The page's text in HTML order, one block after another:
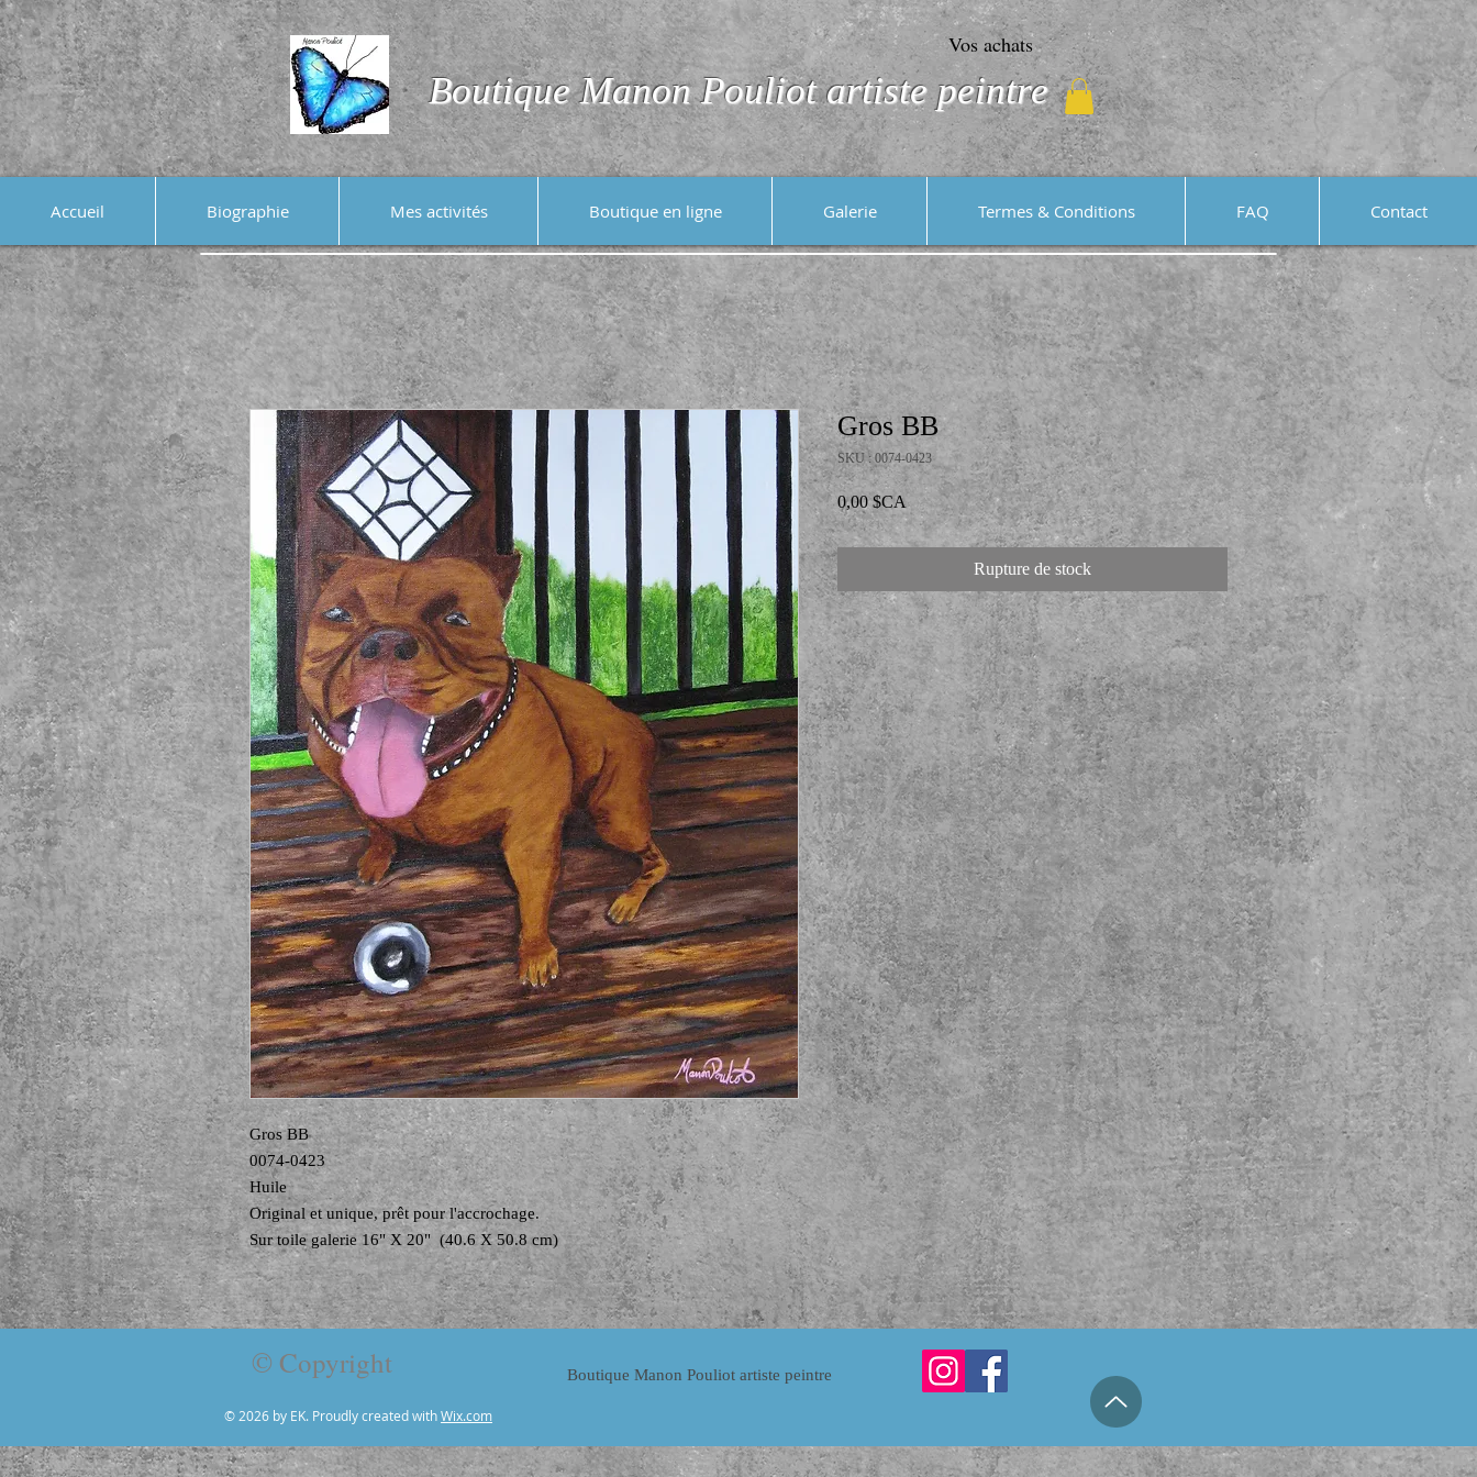
Vos achats
Boutique Manon Pouliot artiste peintre
Accueil Biographie Mes activités Boutique en ligne Galerie Termes & Conditions FAQ Contact
Gros BB
0074-0423
Huile
Original et unique, prêt pour l'accrochage.
Sur toile galerie 16" X 20" (40.6 X 50.8 cm)
Gros BB
SKU : 0074-0423
0,00 $CAPrix
Rupture de stock
© Copyright
© 2026 by EK. Proudly created withWix.com
Boutique Manon Pouliot artiste peintre